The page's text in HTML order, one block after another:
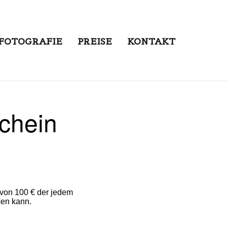
PREISE KONTAKT
100 € der jedem
kann.